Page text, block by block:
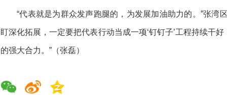
“代表就是为群众发声跑腿的，为发展加油助力的。”张湾
盯深化拓展，一定要把代表行动当成一项‘钉钉子’工程持续干
的强大合力。”（张磊）